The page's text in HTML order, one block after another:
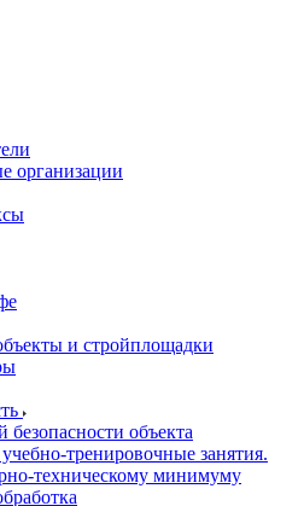
организации
и стройплощадки
объекта
тренировочные занятия.
техническому минимуму